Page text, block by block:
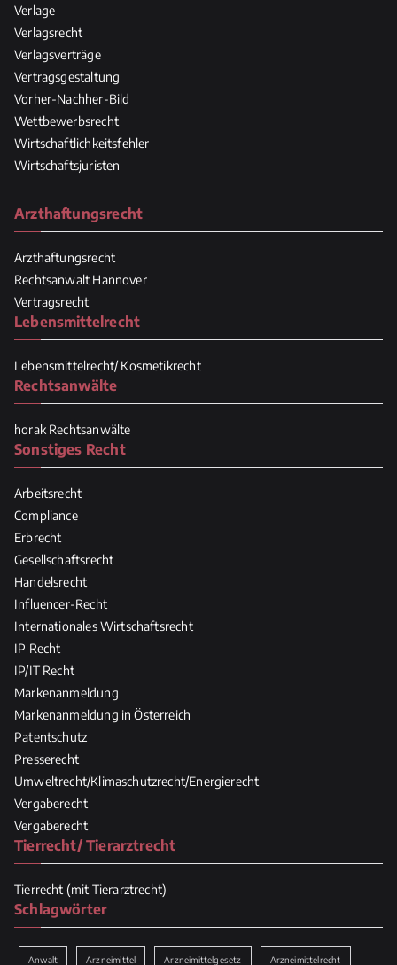
Verlage
Verlagsrecht
Verlagsverträge
Vertragsgestaltung
Vorher-Nachher-Bild
Wettbewerbsrecht
Wirtschaftlichkeitsfehler
Wirtschaftsjuristen
Arzthaftungsrecht
Arzthaftungsrecht
Rechtsanwalt Hannover
Vertragsrecht
Lebensmittelrecht
Lebensmittelrecht/ Kosmetikrecht
Rechtsanwälte
horak Rechtsanwälte
Sonstiges Recht
Arbeitsrecht
Compliance
Erbrecht
Gesellschaftsrecht
Handelsrecht
Influencer-Recht
Internationales Wirtschaftsrecht
IP Recht
IP/IT Recht
Markenanmeldung
Markenanmeldung in Österreich
Patentschutz
Presserecht
Umweltrecht/Klimaschutzrecht/Energierecht
Vergaberecht
Vergaberecht
Tierrecht/ Tierarztrecht
Tierrecht (mit Tierarztrecht)
Schlagwörter
Anwalt Arzneimittel Arzneimittelgesetz Arzneimittelrecht